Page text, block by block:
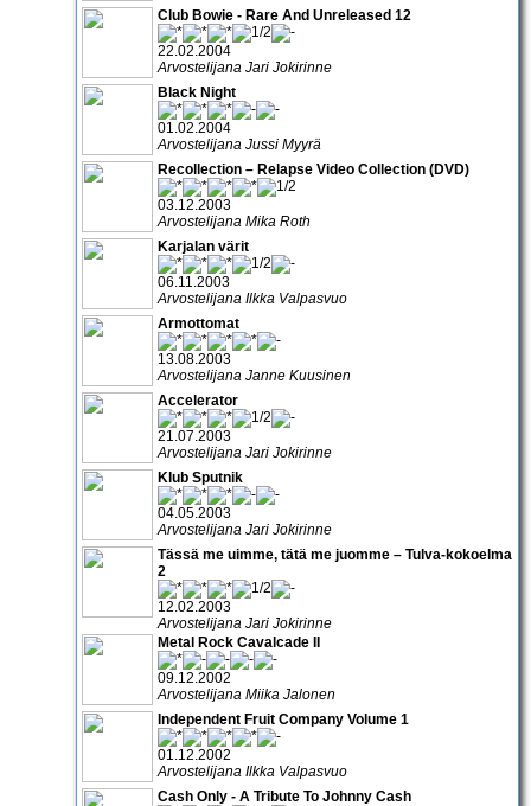
Club Bowie - Rare And Unreleased 12
22.02.2004
Arvostelijana Jari Jokirinne
Black Night
01.02.2004
Arvostelijana Jussi Myyrä
Recollection – Relapse Video Collection (DVD)
03.12.2003
Arvostelijana Mika Roth
Karjalan värit
06.11.2003
Arvostelijana Ilkka Valpasvuo
Armottomat
13.08.2003
Arvostelijana Janne Kuusinen
Accelerator
21.07.2003
Arvostelijana Jari Jokirinne
Klub Sputnik
04.05.2003
Arvostelijana Jari Jokirinne
Tässä me uimme, tätä me juomme – Tulva-kokoelma
2
12.02.2003
Arvostelijana Jari Jokirinne
Metal Rock Cavalcade II
09.12.2002
Arvostelijana Miika Jalonen
Independent Fruit Company Volume 1
01.12.2002
Arvostelijana Ilkka Valpasvuo
Cash Only - A Tribute To Johnny Cash